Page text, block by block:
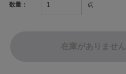
数量： 点
在庫がありません